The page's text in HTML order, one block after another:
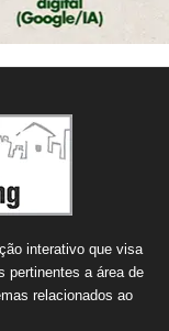
interativo que visa
pertinentes a área de
relacionados ao